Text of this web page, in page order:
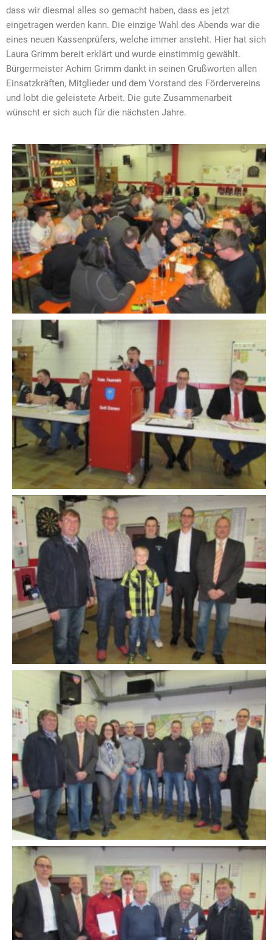
dass wir diesmal alles so gemacht haben, dass es jetzt
eingetragen werden kann. Die einzige Wahl des Abends war die
eines neuen Kassenprüfers, welche immer ansteht. Hier hat sich
Laura Grimm bereit erklärt und wurde einstimmig gewählt.
Bürgermeister Achim Grimm dankt in seinen Grußworten allen
Einsatzkräften, Mitglieder und dem Vorstand des Fördervereins
und lobt die geleistete Arbeit. Die gute Zusammenarbeit
wünscht er sich auch für die nächsten Jahre.